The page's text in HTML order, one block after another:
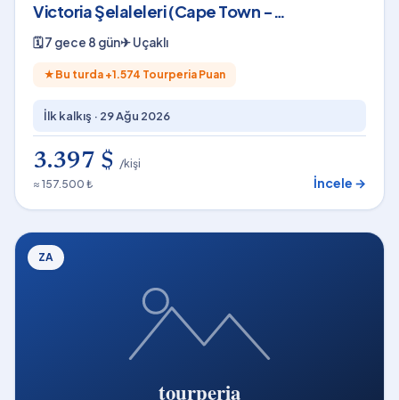
Victoria Şelaleleri (Cape Town -
Johannesburg)
🗓7 gece 8 gün✈Uçaklı
★ Bu turda +1.574 Tourperia Puan
İlk kalkış · 29 Ağu 2026
3.397 $ /kişi
≈ 157.500 ₺
İncele →
ZA